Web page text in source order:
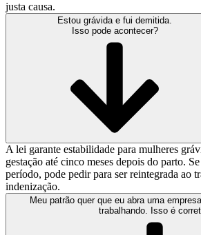
justa causa.
Estou grávida e fui demitida.
Isso pode acontecer?
A lei garante estabilidade para mulheres
gestação até cinco meses depois do parto.
período, pode pedir para ser reintegrada ao
indenização.
Meu patrão quer que eu abra uma
trabalhando. Isso é